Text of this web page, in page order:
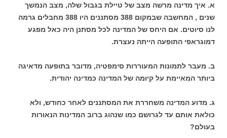
א. איך מדינה מרשה מצב של טיילת בגבול שלה, מצב הנמשך
שנים , המחשבה שבמקום 388 מסתננים היו 388 מחבלים גרמה
לנו סיוטים. אם היחס של המדינה לכל מסתנן היה כאל מפגע
דמוגראפי התופעה הייתה נעצרת.
ב. מעבר לתמונות המעוררות סימפטיה, מדובר בתופעה מדאיגה
ביותר המאיימת על קיומה של המדינה כמדינה יהודית.
ג. מדוע המדינה משחררת את המסתננים לאחר כחודש, ולא
כולאת אותם עד לגרושם כמו שנהוג ברוב המדינות הנאורות
בעולם?